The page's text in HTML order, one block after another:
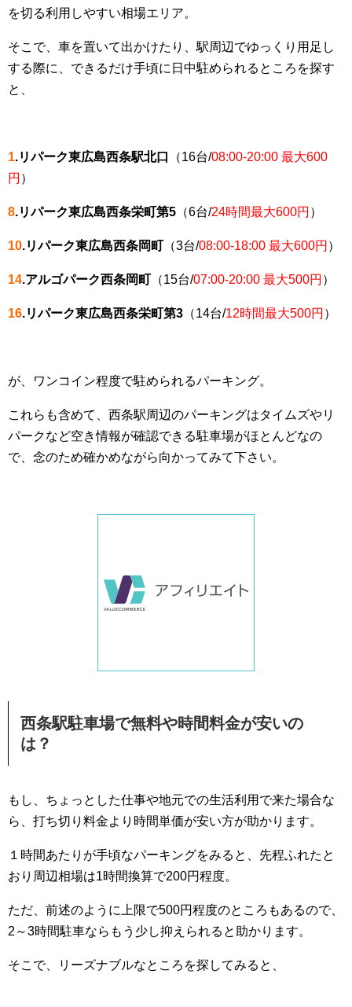
を切る利用しやすい相場エリア。
そこで、車を置いて出かけたり、駅周辺でゆっくり用足し
する際に、できるだけ手頃に日中駐められるところを探す
と、
1.リパーク東広島西条駅北口 （16台/08:00-20:00 最大600
円 ）
8.リパーク東広島西条栄町第5 （6台/24時間最大600円 ）
10.リパーク東広島西条岡町（3台/08:00-18:00 最大600円 ）
14.アルゴパーク西条岡町（15台/07:00-20:00 最大500円 ）
16.リパーク東広島西条栄町第3 （14台/12時間最大500円 ）
が、ワンコイン程度で駐められるパーキング。
これらも含めて、西条駅周辺のパーキングはタイムズやリ
パークなど空き情報が確認できる駐車場がほとんどなの
で、念のため確かめながら向かってみて下さい。
西条駅駐車場で無料や時間料金が安いの
は？
もし、ちょっとした仕事や地元での生活利用で来た場合な
ら、打ち切り料金より時間単価が安い方が助かります。
１時間あたりが手頃なパーキングをみると、先程ふれたと
おり周辺相場は1時間換算で200円程度。
ただ、前述のように上限で500円程度のところもあるので、
2～3時間駐車ならもう少し抑えられると助かります。
そこで、リーズナブルなところを探してみると、